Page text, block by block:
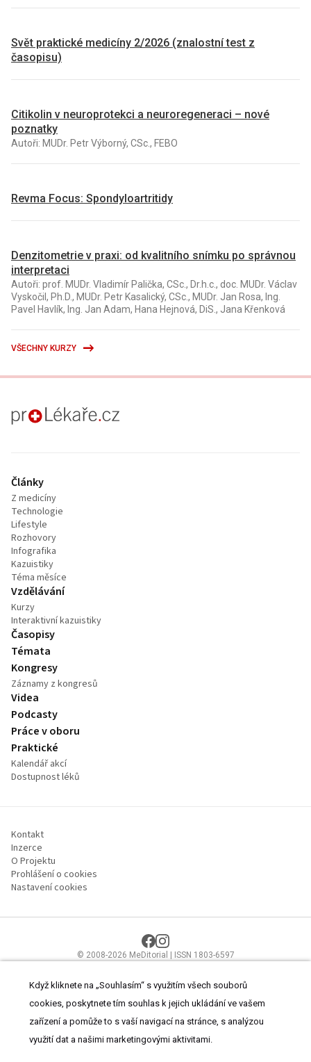
Svět praktické medicíny 2/2026 (znalostní test z
časopisu)
Citikolin v neuroprotekci a neuroregeneraci – nové
poznatky
Autoři: MUDr. Petr Výborný, CSc., FEBO
Revma Focus: Spondyloartritidy
Denzitometrie v praxi: od kvalitního snímku po správnou
interpretaci
Autoři: prof. MUDr. Vladimír Palička, CSc., Dr.h.c., doc. MUDr. Václav
Vyskočil, Ph.D., MUDr. Petr Kasalický, CSc., MUDr. Jan Rosa, Ing.
Pavel Havlík, Ing. Jan Adam, Hana Hejnová, DiS., Jana Křenková
VŠECHNY KURZY
proLékaře.cz
Články
Z medicíny
Technologie
Lifestyle
Rozhovory
Infografika
Kazuistiky
Téma měsíce
Vzdělávání
Kurzy
Interaktivní kazuistiky
Časopisy
Témata
Kongresy
Záznamy z kongresů
Videa
Podcasty
Práce v oboru
Praktické
Kalendář akcí
Dostupnost léků
Kontakt
Inzerce
O Projektu
Prohlášení o cookies
Nastavení cookies
© 2008-2026 MeDitorial | ISSN 1803-6597
zdravotnictví.Čtěte prohlášeníaZásady zpracování osobních údajů
Když kliknete na „Souhlasím“ s využitím všech souborů
cookies, poskytnete tím souhlas k jejich ukládání ve vašem
zařízení a pomůže to s vaší navigací na stránce, s analýzou
využití dat a našimi marketingovými aktivitami.